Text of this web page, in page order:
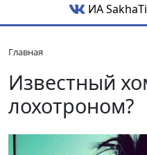
ИА
Главная
Известный
лохотроном?